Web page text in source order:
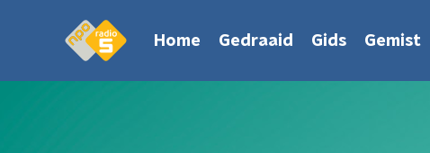
Home Gedraaid Gids Gemist